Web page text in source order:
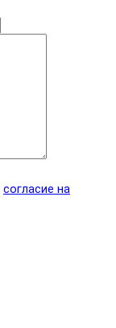
согласие на